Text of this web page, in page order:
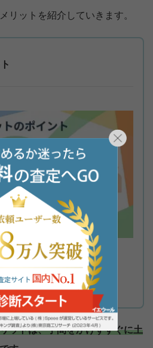
リットを紹介していきます。
に価格を知れる
ットは、手間をかけずすぐに土